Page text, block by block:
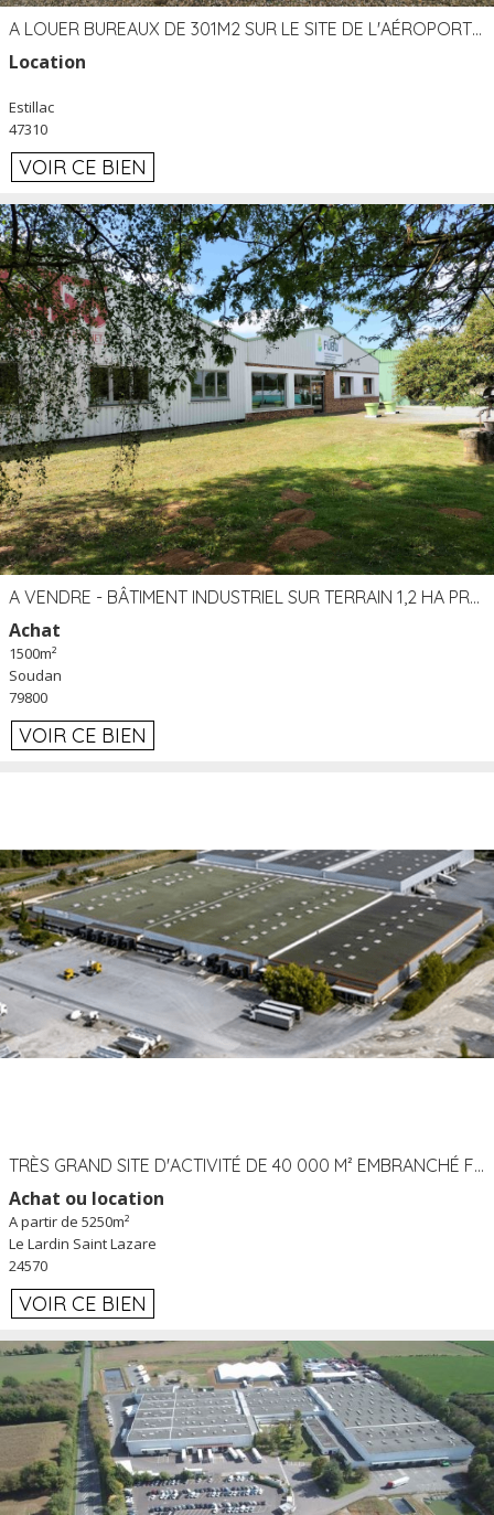
A LOUER BUREAUX DE 301M2 SUR LE SITE DE L'AÉROPORT AGEN LA GARENNE
Location
Estillac
47310
VOIR CE BIEN
A VENDRE - BÂTIMENT INDUSTRIEL SUR TERRAIN 1,2 HA PROCHE ÉCHANGEUR A10 - SOUDAN (79)
Achat
1500m²
Soudan
79800
VOIR CE BIEN
TRÈS GRAND SITE D'ACTIVITÉ DE 40 000 M² EMBRANCHÉ FER AU LARDIN SAINT LAZARE (24) PROCHE A89 À LOUER
Achat ou location
A partir de 5250m²
Le Lardin Saint Lazare
24570
VOIR CE BIEN